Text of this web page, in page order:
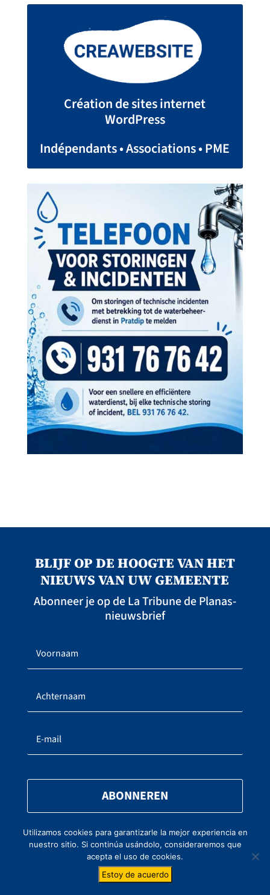
Création de sites internet
WordPress
Indépendants • Associations • PME
BLIJF OP DE HOOGTE VAN HET
NIEUWS VAN UW GEMEENTE
Abonneer je op de La Tribune de Planas-
nieuwsbrief
ABONNEREN
Door op “Verzenden” te klikken, stem je in met de
verwerking van je persoonlijke gegevens in
overeenstemming met het vertrouwelijkheidsbeleid
waarvan je kennis heeft genomen en dat je zonder
Utilizamos cookies para garantizarle la mejor experiencia en
nuestro sitio. Si continúa usándolo, consideraremos que
acepta el uso de cookies.
Estoy de acuerdo